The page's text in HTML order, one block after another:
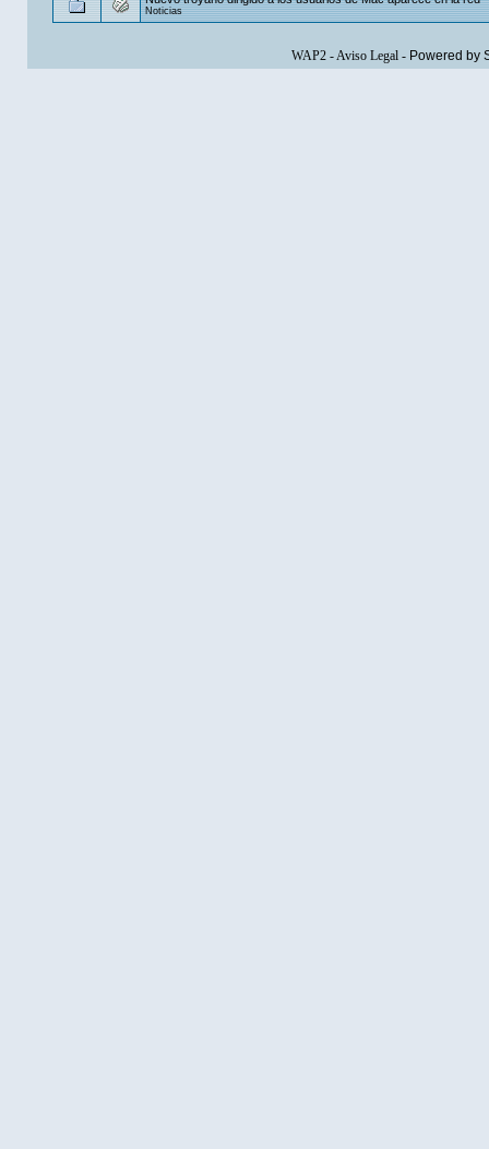
Noticias
WAP2-Aviso Legal- Powered by